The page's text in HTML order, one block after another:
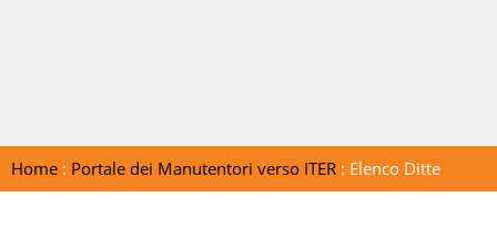
Home: Portale dei Manutentori verso ITER: Elenco Ditte